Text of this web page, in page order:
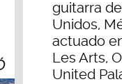
guitarra
Unidos,
actuado
Les Arts,
United